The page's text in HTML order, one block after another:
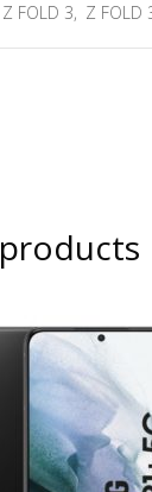
Z FOLD 3, Z FOLD